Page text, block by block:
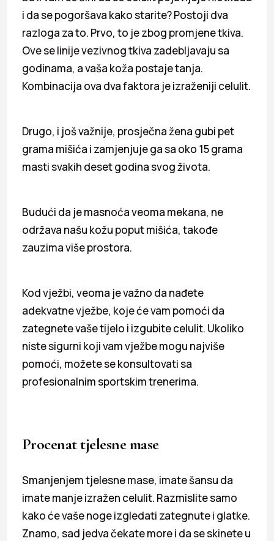
i da se pogoršava kako starite? Postoji dva
razloga za to. Prvo, to je zbog promjene tkiva.
Ove se linije vezivnog tkiva zadebljavaju sa
godinama, a vaša koža postaje tanja.
Kombinacija ova dva faktora je izraženiji celulit.
Drugo, i još važnije, prosječna žena gubi pet
grama mišića i zamjenjuje ga sa oko 15 grama
masti svakih deset godina svog života.
Budući da je masnoća veoma mekana, ne
održava našu kožu poput mišića, takođe
zauzima više prostora.
Kod vježbi, veoma je važno da nađete
adekvatne vježbe, koje će vam pomoći da
zategnete vaše tijelo i izgubite celulit. Ukoliko
niste sigurni koji vam vježbe mogu najviše
pomoći, možete se konsultovati sa
profesionalnim sportskim trenerima.
Procenat tjelesne mase
Smanjenjem tjelesne mase, imate šansu da
imate manje izražen celulit. Razmislite samo
kako će vaše noge izgledati zategnute i glatke.
Znamo, sad jedva čekate more i da se skinete u